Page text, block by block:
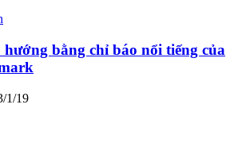
bằng chỉ báo nổi tiếng của
1/19